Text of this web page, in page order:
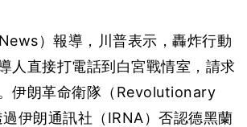
）報導，川普表示，轟炸行動
人直接打電話到白宮戰情室，請求
伊朗革命衛隊（Revolutionary
伊朗通訊社（IRNA）否認德黑蘭